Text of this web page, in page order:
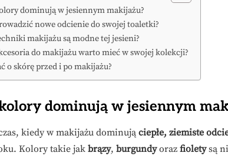
dominują w jesiennym makijażu?
nowe odcienie do swojej toaletki?
makijażu są modne tej jesieni?
do makijażu warto mieć w swojej kolekcji?
o skórę przed i po makijażu?
dominują w jesiennym
kiedy w makijażu dominują ciepłe, ziemiste
Kolory takie jak brązy, burgundyoraz fioletysą